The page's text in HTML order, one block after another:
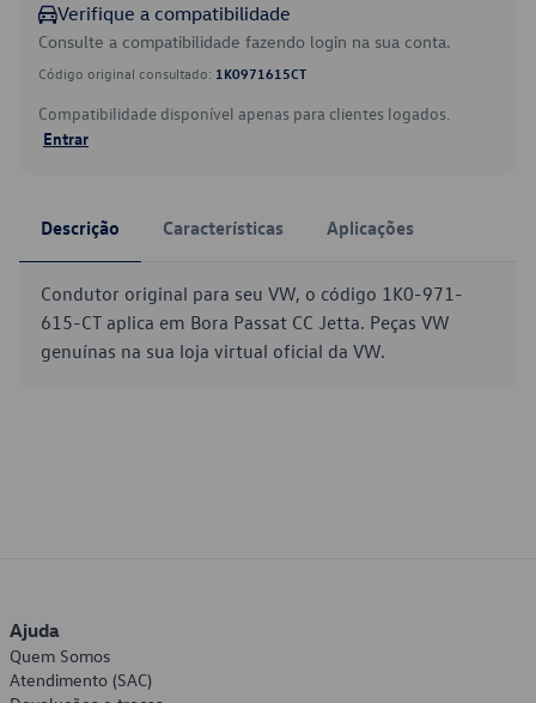
Verifique a compatibilidade
Consulte a compatibilidade fazendo login na sua conta.
Código original consultado: 1K0971615CT
Compatibilidade disponível apenas para clientes logados.
Entrar
Descrição Características Aplicações
Condutor original para seu VW, o código 1K0-971-
615-CT aplica em Bora Passat CC Jetta. Peças VW
genuínas na sua loja virtual oficial da VW.
Ajuda
Quem Somos
Atendimento (SAC)